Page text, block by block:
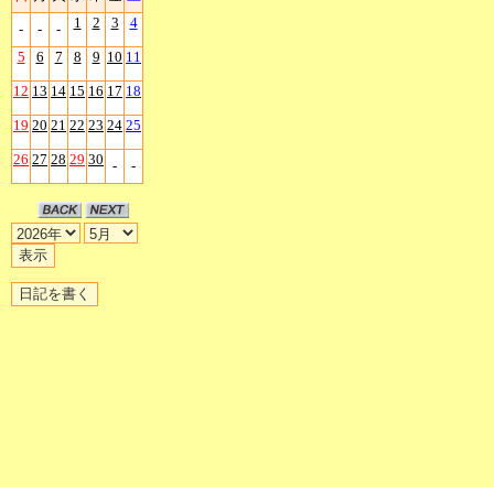
- - - 1 2 3 4
5 6 7 8 9 10 11
12 13 14 15 16 17 18
19 20 21 22 23 24 25
26 27 28 29 30 - -